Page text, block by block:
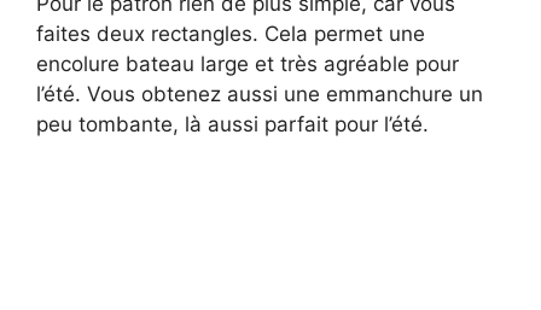
faites deux rectangles. Cela permet une
encolure bateau large et très agréable pour
l’été. Vous obtenez aussi une emmanchure un
peu tombante, là aussi parfait pour l’été.